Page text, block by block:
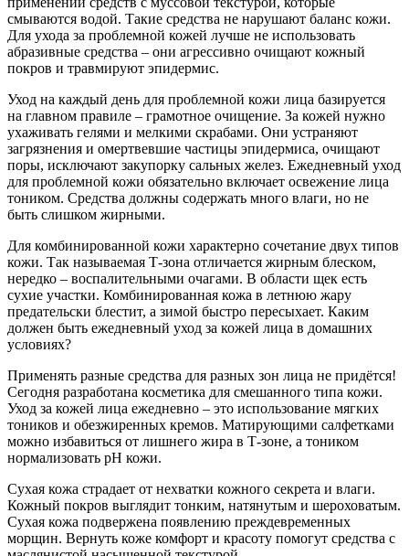
смываются водой. Такие средства не нарушают баланс кожи.
Для ухода за проблемной кожей лучше не использовать
абразивные средства – они агрессивно очищают кожный
покров и травмируют эпидермис.
Уход на каждый день для проблемной кожи лица базируется
на главном правиле – грамотное очищение. За кожей нужно
ухаживать гелями и мелкими скрабами. Они устраняют
загрязнения и омертвевшие частицы эпидермиса, очищают
поры, исключают закупорку сальных желез. Ежедневный уход
для проблемной кожи обязательно включает освежение лица
тоником. Средства должны содержать много влаги, но не
быть слишком жирными.
Для комбинированной кожи характерно сочетание двух типов
кожи. Так называемая Т-зона отличается жирным блеском,
нередко – воспалительными очагами. В области щек есть
сухие участки. Комбинированная кожа в летнюю жару
предательски блестит, а зимой быстро пересыхает. Каким
должен быть ежедневный уход за кожей лица в домашних
условиях?
Применять разные средства для разных зон лица не придётся!
Сегодня разработана косметика для смешанного типа кожи.
Уход за кожей лица ежедневно – это использование мягких
тоников и обезжиренных кремов. Матирующими салфетками
можно избавиться от лишнего жира в Т-зоне, а тоником
нормализовать pH кожи.
Сухая кожа страдает от нехватки кожного секрета и влаги.
Кожный покров выглядит тонким, натянутым и шероховатым.
Сухая кожа подвержена появлению преждевременных
морщин. Вернуть коже комфорт и красоту помогут средства с